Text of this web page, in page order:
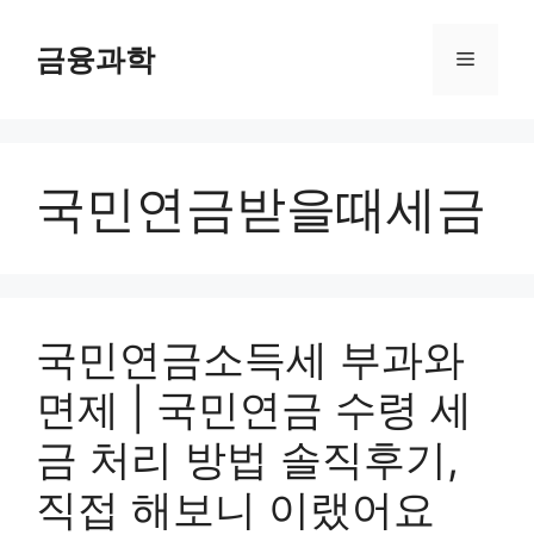
금융과학 메
국민연금받을때세금
국민연금소득세 부과와
면제 | 국민연금 수령 세
금 처리 방법 솔직후기,
직접 해보니 이랬어요